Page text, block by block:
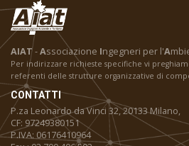
AIAT-Associazione Ingegneri per l'A
Per indirizzare richieste specifiche vi
referenti delle strutture organizzative di
CONTATTI
P.za Leonardo da Vinci 32, 20133 Milano,
CF: 97249380151
P.IVA: 06176410964